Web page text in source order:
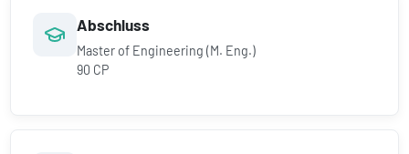
Abschluss
Master of Engineering (M. Eng.)
90 CP